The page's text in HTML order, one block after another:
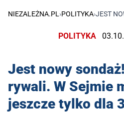
NIEZALEŻNA.PL ›POLITYKA›JEST
POLITYKA
Jest nowy
rywali. W Sejmie
jeszcze tylko dla